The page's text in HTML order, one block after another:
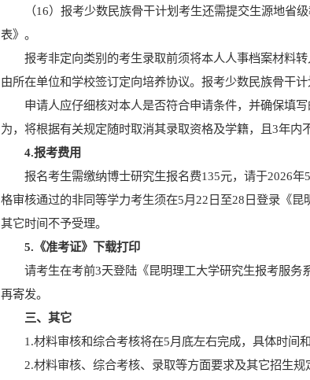
（16）报考少数民族骨干计划考生还需提交生源地省
表》。
报考非定向类别的考生录取前须将本人人事档案材料
由所在单位和学校签订定向培养协议。 报考少数民族骨干计
申请人应仔细核对本人是否符合申请条件，并确保填
为，将根据有关规定随时取消其录取资格及学籍，
且 3年内
4.报考费用
报名考生需缴纳博士研究生报名费135元，请于2026年5
格审核通过的非同等学力考生须在5月 22 日 至28 日登录《昆
其它时间不予受理。
5. 《准考证》下载打印
请考生在考前3天登陆《昆明理工大学研究生报考服务
再寄发。
三、其它
1.材料审核和综合考核将在5月底左右完成，具体时间
2.材料审核、综合考核、 录取等方面要求及其它招生规